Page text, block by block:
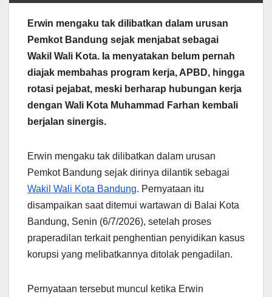
Erwin mengaku tak dilibatkan dalam urusan
Pemkot Bandung sejak menjabat sebagai
Wakil Wali Kota. Ia menyatakan belum pernah
diajak membahas program kerja, APBD, hingga
rotasi pejabat, meski berharap hubungan kerja
dengan Wali Kota Muhammad Farhan kembali
berjalan sinergis.
Erwin mengaku tak dilibatkan dalam urusan
Pemkot Bandung sejak dirinya dilantik sebagai
Wakil Wali Kota Bandung. Pernyataan itu
disampaikan saat ditemui wartawan di Balai Kota
Bandung, Senin (6/7/2026), setelah proses
praperadilan terkait penghentian penyidikan kasus
korupsi yang melibatkannya ditolak pengadilan.
Pernyataan tersebut muncul ketika Erwin